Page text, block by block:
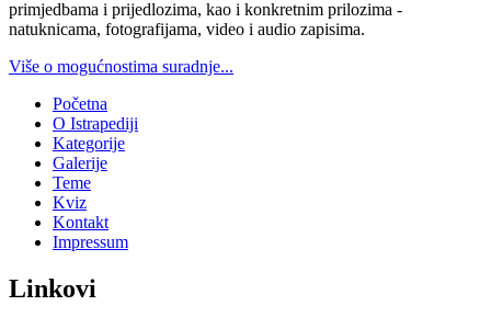
primjedbama i prijedlozima, kao i konkretnim prilozima -
natuknicama, fotografijama, video i audio zapisima.
Više o mogućnostima suradnje...
Početna
O Istrapediji
Kategorije
Galerije
Teme
Kviz
Kontakt
Impressum
Linkovi